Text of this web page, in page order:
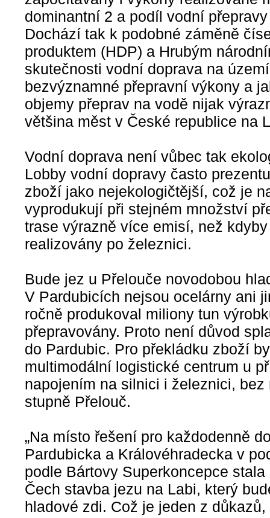
dominantní 2 a podíl vodní
Dochází tak k podobné záměně
produktem (HDP) a Hrubým
skutečnosti vodní doprava na
bezvýznamné přepravní výkony a
objemy přeprav na vodě nijak
většina měst v České republice na
Vodní doprava není vůbec tak
Lobby vodní dopravy často
zboží jako nejekologičtější, což je
vyprodukují při stejném množství
trase výrazně více emisí, než
realizovány po železnici.
Bude jez u Přelouče novodobou
V Pardubicích nejsou ocelárny ani
ročně produkoval miliony tun
přepravovány. Proto není důvod
do Pardubic. Pro překládku zboží
multimodální logistické centrum u
napojením na silnici i železnici,
stupně Přelouč.
„Na místo řešení pro každodenně
Pardubicka a Královéhradecka v
podle Bártovy Superkoncepce
Čech stavba jezu na Labi, který
hladové zdi. Což je jeden z